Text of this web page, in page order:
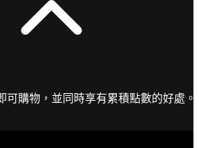
可購物，並同時享有累積點數的好處。